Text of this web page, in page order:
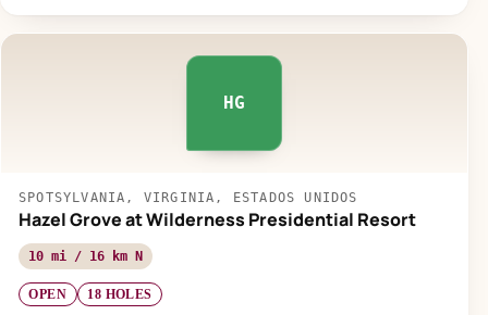
HG
SPOTSYLVANIA, VIRGINIA, ESTADOS UNIDOS
Hazel Grove at Wilderness Presidential Resort
10 mi / 16 km N
OPEN 18 HOLES